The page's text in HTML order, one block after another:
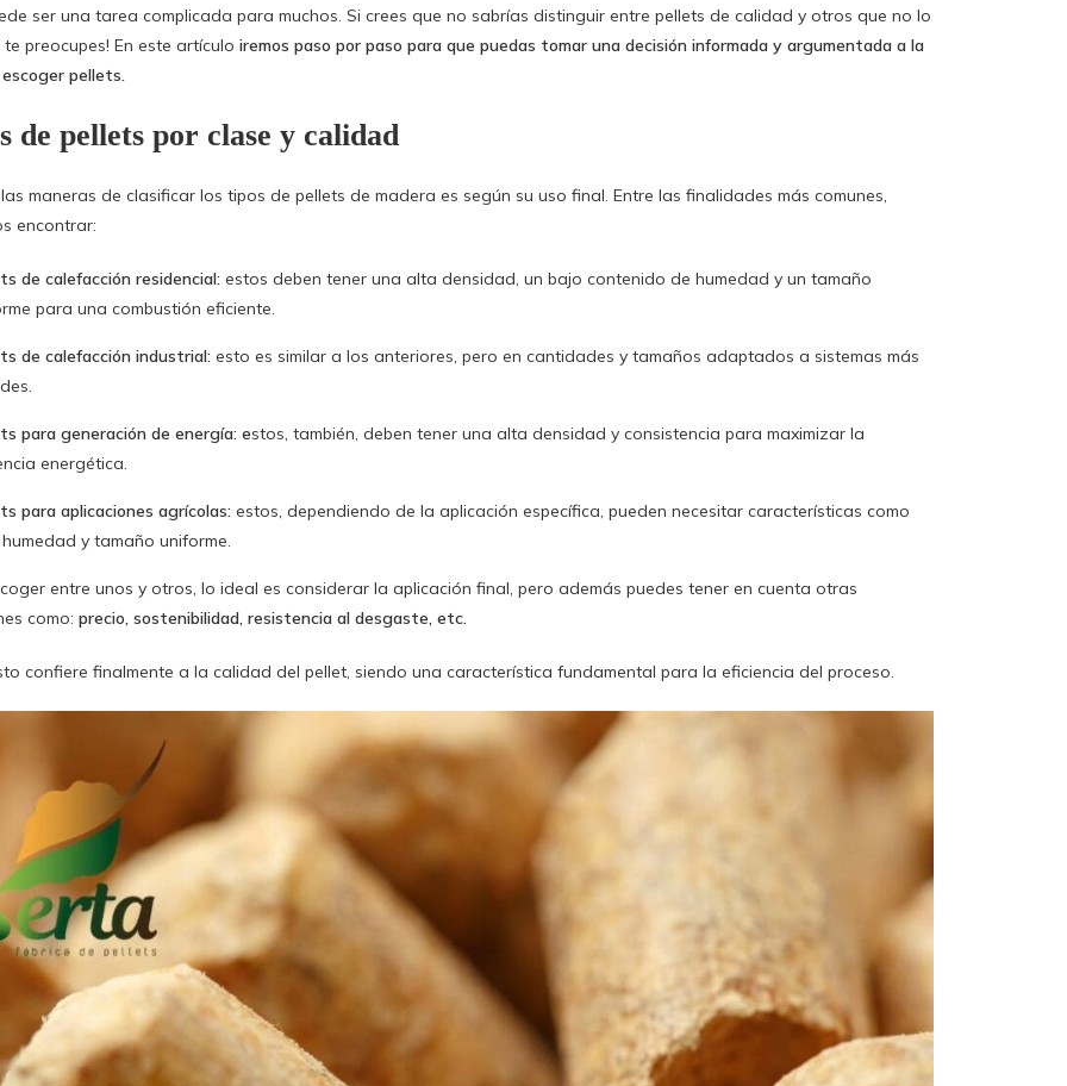
ser una tarea complicada para muchos. Si crees que no sabrías distinguir entre pellets de calidad y otros que no lo
te preocupes! En este artículo iremos paso por paso para que puedas tomar una decisión informada y argumentada a la
pellets.
de pellets por clase y calidad
maneras de clasificar los tipos de pellets de madera es según su uso final. Entre las finalidades más comunes,
encontrar:
de calefacción residencial: estos deben tener una alta densidad, un bajo contenido de humedad y un tamaño
para una combustión eficiente.
de calefacción industrial: esto es similar a los anteriores, pero en cantidades y tamaños adaptados a sistemas más
para generación de energía: estos, también, deben tener una alta densidad y consistencia para maximizar la
energética.
para aplicaciones agrícolas: estos, dependiendo de la aplicación específica, pueden necesitar características como
y tamaño uniforme.
entre unos y otros, lo ideal es considerar la aplicación final, pero además puedes tener en cuenta otras
como: precio, sostenibilidad, resistencia al desgaste, etc.
confiere finalmente a la calidad del pellet, siendo una característica fundamental para la eficiencia del proceso.